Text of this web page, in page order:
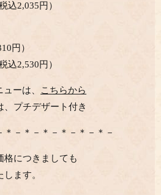
込2,035円）
円）
込2,530円）
ーは、
こちらから
プチデザート付き
＊－＊－＊－＊－＊－＊－
格につきましても
ます。